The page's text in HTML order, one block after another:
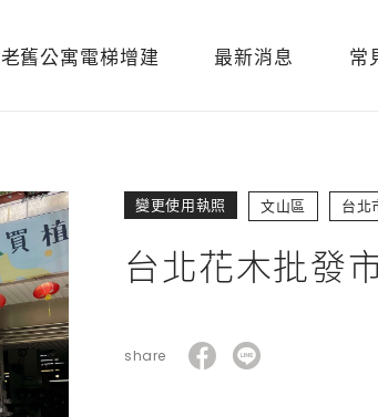
老舊公寓電梯增建 最新消息 常
變更使用執照 文山區 台北
台北花木批發
share